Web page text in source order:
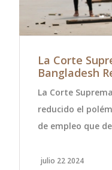
La Corte
Bangladesh
Cuotas de
Mortíferas
La Corte
reducido el
de empleo que
estudiantes. La
julio 22 2024